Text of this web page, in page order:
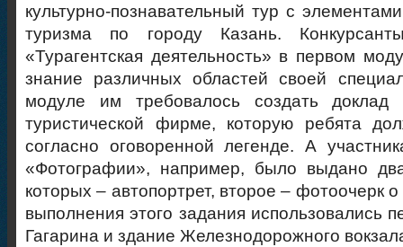
культурно-познавательный тур с
туризма по городу Казань.
«Турагентская деятельность» в первом
знание различных областей своей
модуле им требовалось создать
туристической фирме, которую ребята
согласно оговоренной легенде. А
«Фотографии», например, было выдано
которых – автопортрет, второе – фотоочерк
выполнения этого задания использовались
Гагарина и здание Железнодорожного